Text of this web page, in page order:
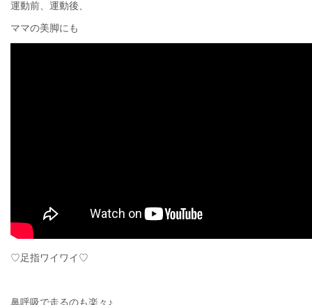
運動前、運動後、
ママの美脚にも
♡足指ワイワイ♡
鼻呼吸で走るのも楽々♪